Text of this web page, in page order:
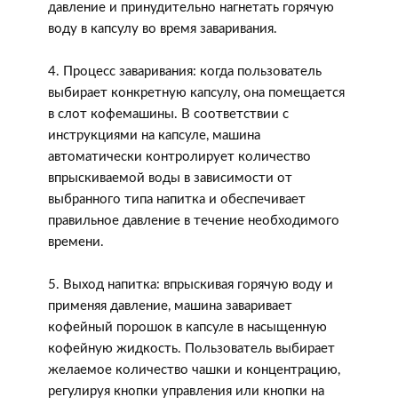
давление и принудительно нагнетать горячую
воду в капсулу во время заваривания.
4. Процесс заваривания: когда пользователь
выбирает конкретную капсулу, она помещается
в слот кофемашины. В соответствии с
инструкциями на капсуле, машина
автоматически контролирует количество
впрыскиваемой воды в зависимости от
выбранного типа напитка и обеспечивает
правильное давление в течение необходимого
времени.
5. Выход напитка: впрыскивая горячую воду и
применяя давление, машина заваривает
кофейный порошок в капсуле в насыщенную
кофейную жидкость. Пользователь выбирает
желаемое количество чашки и концентрацию,
регулируя кнопки управления или кнопки на